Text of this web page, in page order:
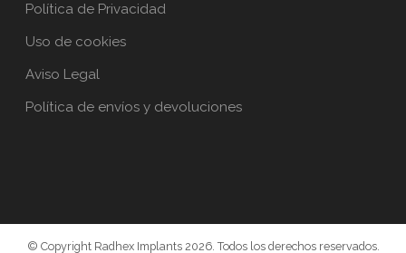
Política de Privacidad
Uso de cookies
Aviso Legal
Política de envíos y devoluciones
© Copyright Radhex Implants 2026. Todos los derechos reservados.